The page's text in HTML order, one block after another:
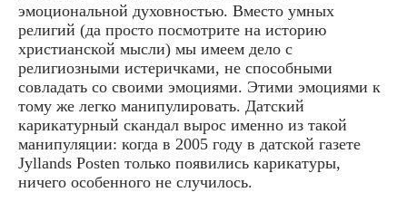
эмоциональной духовностью. Вместо умных
религий (да просто посмотрите на историю
христианской мысли) мы имеем дело с
религиозными истеричками, не способными
совладать со своими эмоциями. Этими эмоциями к
тому же легко манипулировать. Датский
карикатурный скандал вырос именно из такой
манипуляции: когда в 2005 году в датской газете
Jyllands Posten только появились карикатуры,
ничего особенного не случилось.